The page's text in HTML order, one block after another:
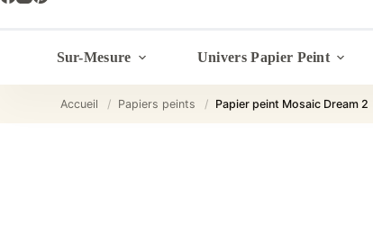
Sur-Mesure Univers Papier Peint
Accueil / Papiers peints / Papier peint Mosaic Dream 2